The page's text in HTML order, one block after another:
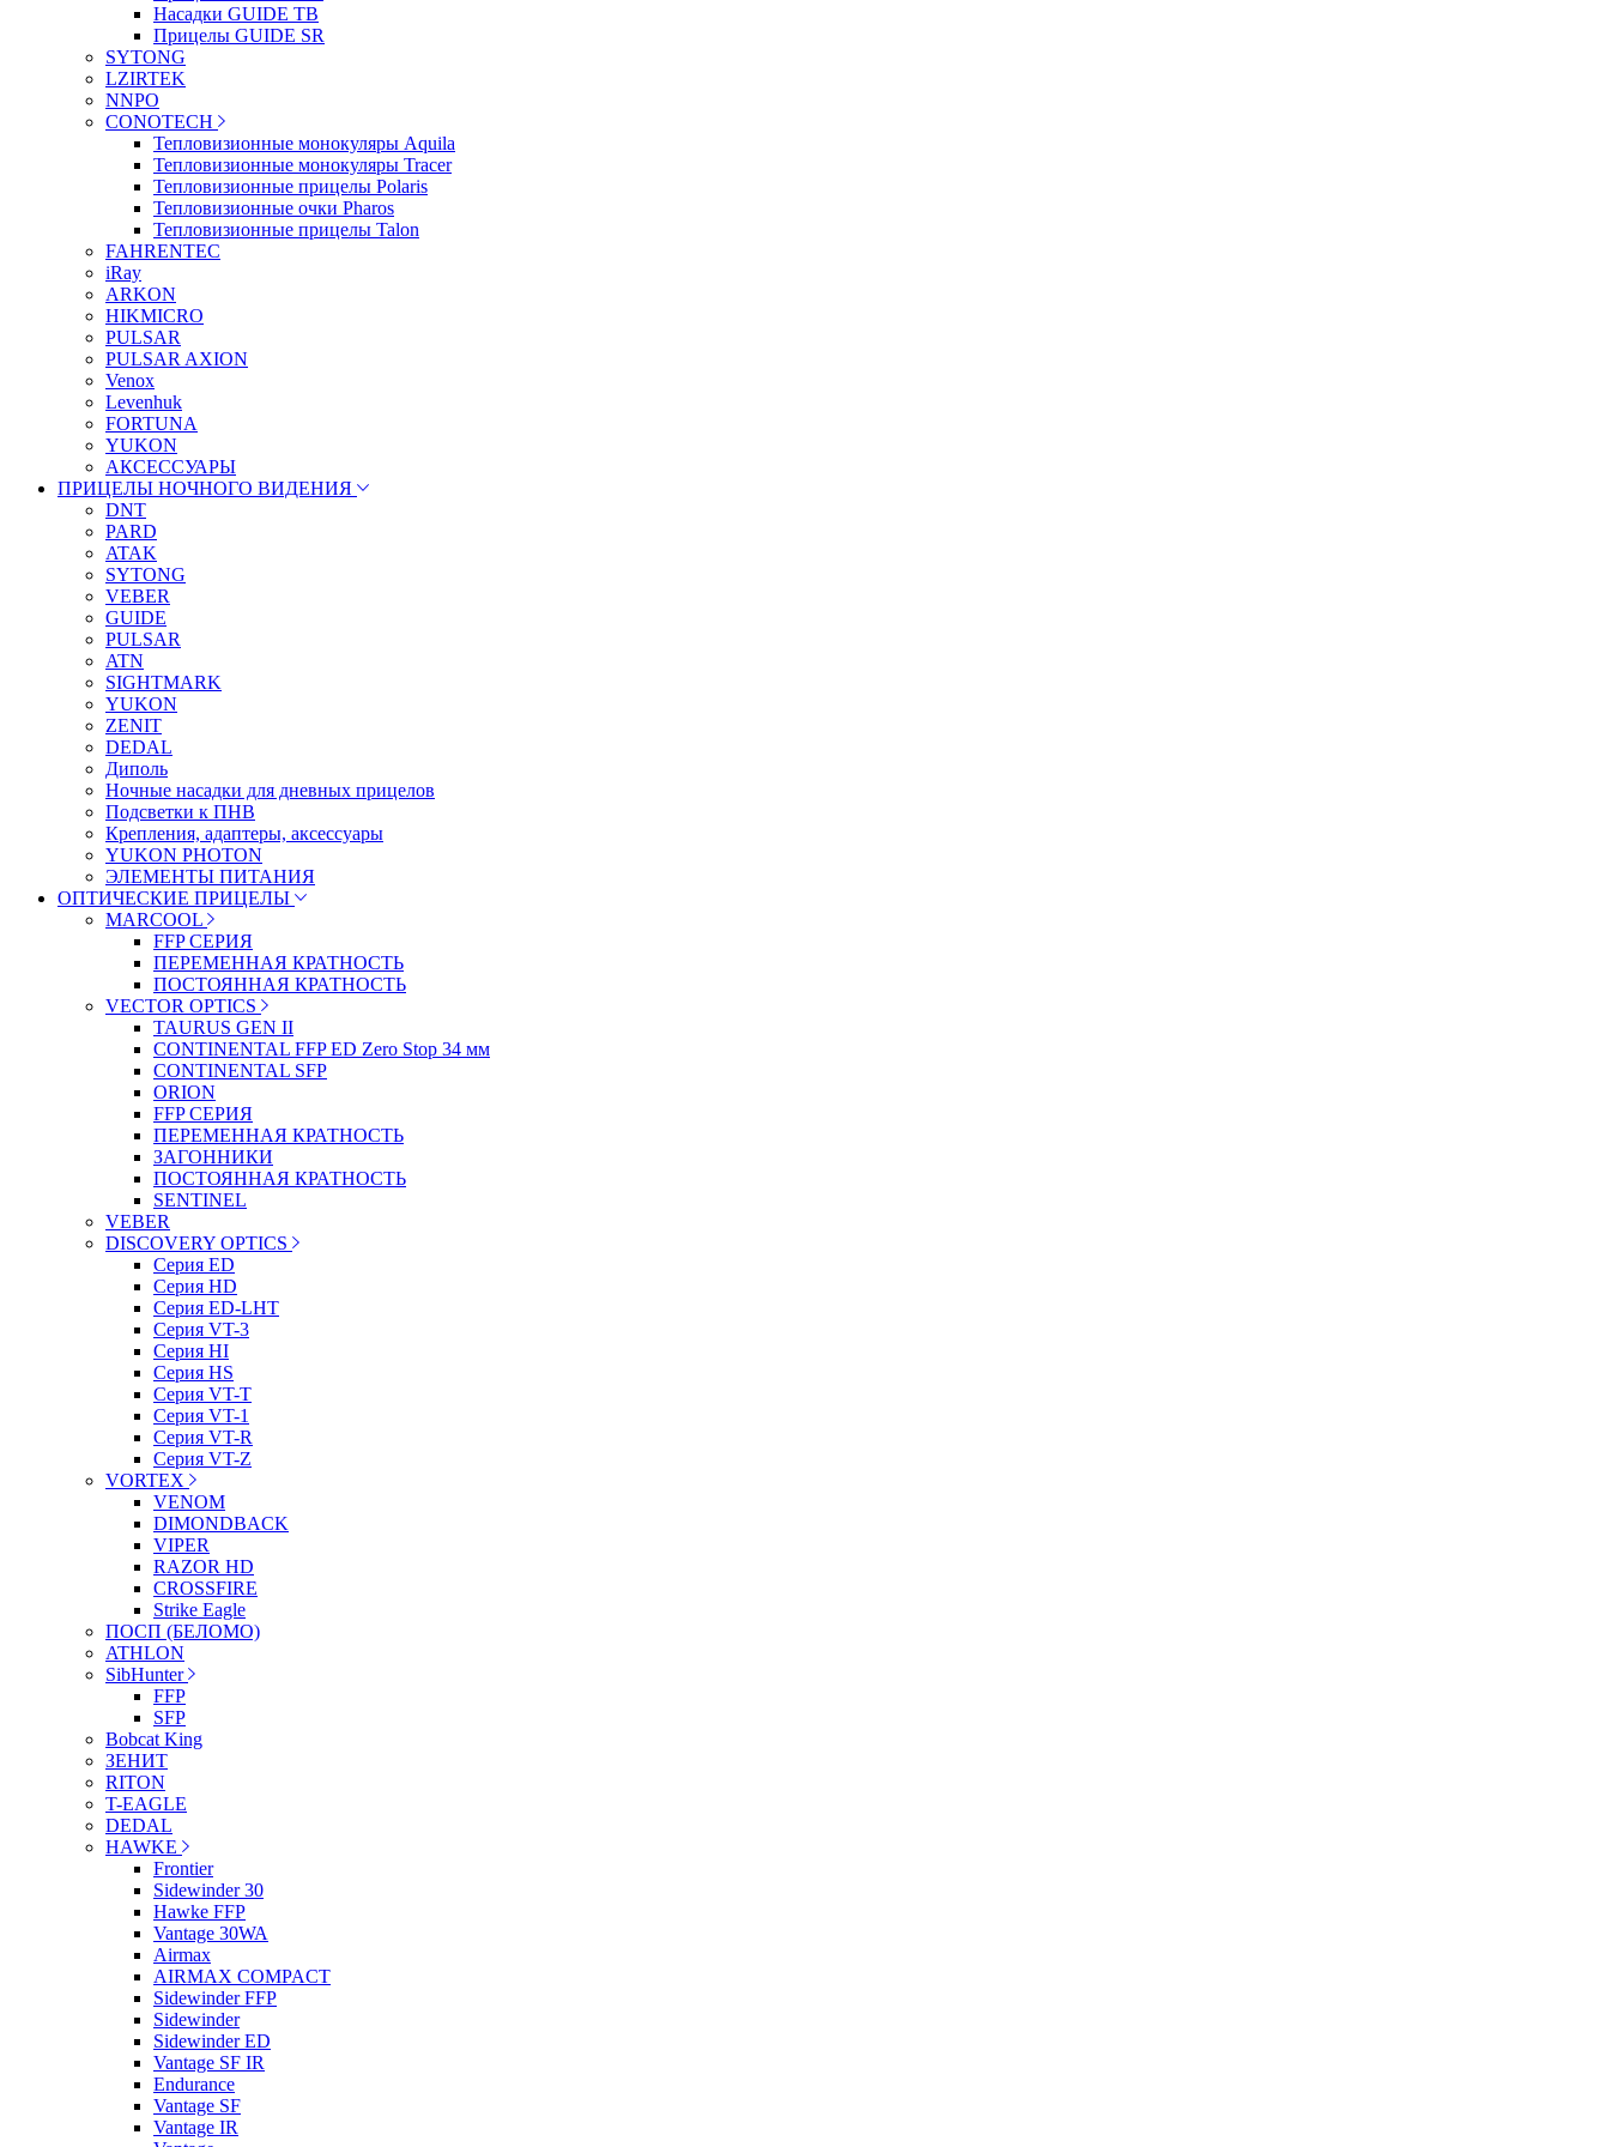
Насадки GUIDE TB
Прицелы GUIDE SR
SYTONG
LZIRTEK
NNPO
CONOTECH
Тепловизионные монокуляры Aquila
Тепловизионные монокуляры Tracer
Тепловизионные прицелы Polaris
Тепловизионные очки Pharos
Тепловизионные прицелы Talon
FAHRENTEC
iRay
ARKON
HIKMICRO
PULSAR
PULSAR AXION
Venox
Levenhuk
FORTUNA
YUKON
АКСЕССУАРЫ
ПРИЦЕЛЫ НОЧНОГО ВИДЕНИЯ
DNT
PARD
ATAK
SYTONG
VEBER
GUIDE
PULSAR
ATN
SIGHTMARK
YUKON
ZENIT
DEDAL
Диполь
Ночные насадки для дневных прицелов
Подсветки к ПНВ
Крепления, адаптеры, аксессуары
YUKON PHOTON
ЭЛЕМЕНТЫ ПИТАНИЯ
ОПТИЧЕСКИЕ ПРИЦЕЛЫ
MARCOOL
FFP СЕРИЯ
ПЕРЕМЕННАЯ КРАТНОСТЬ
ПОСТОЯННАЯ КРАТНОСТЬ
VECTOR OPTICS
TAURUS GEN II
CONTINENTAL FFP ED Zero Stop 34 мм
CONTINENTAL SFP
ORION
FFP СЕРИЯ
ПЕРЕМЕННАЯ КРАТНОСТЬ
ЗАГОННИКИ
ПОСТОЯННАЯ КРАТНОСТЬ
SENTINEL
VEBER
DISCOVERY OPTICS
Серия ED
Серия HD
Серия ED-LHT
Серия VT-3
Серия HI
Серия HS
Серия VT-T
Серия VT-1
Серия VT-R
Серия VT-Z
VORTEX
VENOM
DIMONDBACK
VIPER
RAZOR HD
CROSSFIRE
Strike Eagle
ПОСП (БЕЛОМО)
ATHLON
SibHunter
FFP
SFP
Bobcat King
ЗЕНИТ
RITON
T-EAGLE
DEDAL
HAWKE
Frontier
Sidewinder 30
Hawke FFP
Vantage 30WA
Airmax
AIRMAX COMPACT
Sidewinder FFP
Sidewinder
Sidewinder ED
Vantage SF IR
Endurance
Vantage SF
Vantage IR